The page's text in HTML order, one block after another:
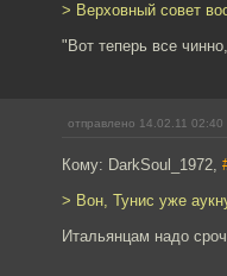
> Верховный совет
"Вот теперь все
отправлено 14.02.11 02:40
Кому: DarkSoul_1972,
> Вон, Тунис уже
Итальянцам надо